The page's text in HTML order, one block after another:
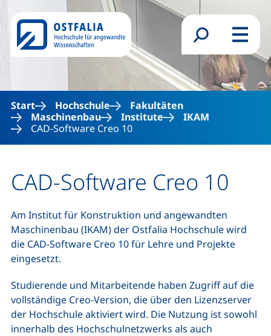
Direkt zum Inhalt
Suchformular
Menü
Start Hochschule
Fakultäten
Maschinenbau
Institute
IKAM
CAD-Software Creo 10
CAD-Software Creo 10
Am Institut für Konstruktion und angewandten
Maschinenbau (IKAM) der Ostfalia Hochschule wird
die CAD-Software Creo 10 für Lehre und Projekte
eingesetzt.
Studierende und Mitarbeitende haben Zugriff auf die
vollständige Creo-Version, die über den Lizenzserver
der Hochschule aktiviert wird. Die Nutzung ist sowohl
innerhalb des Hochschulnetzwerks als auch